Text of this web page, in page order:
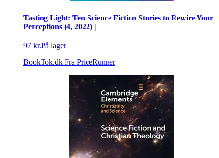
Tasting Light: Ten Science Fiction Stories to Rewire Your
Perceptions (4, 2022) |
97 kr.På lager
BookTok.dk Fra PriceRunner